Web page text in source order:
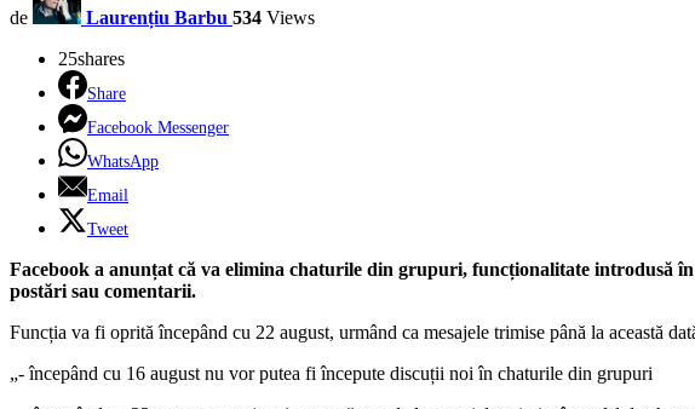
de Laurențiu Barbu 534 Views
25shares
Share
Facebook Messenger
WhatsApp
Email
Tweet
Facebook a anunțat că va elimina chaturile din grupuri, funcționalitate introdusă
postări sau comentarii.
Funcția va fi oprită începând cu 22 august, urmând ca mesajele trimise până la această
„- începând cu 16 august nu vor putea fi începute discuții noi în chaturile din grupuri